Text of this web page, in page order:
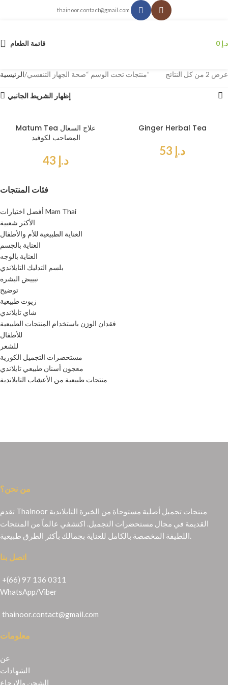
thainoor.contact@gmail.com
قائمة الطعام د.إ
فئات المنتجات
أفضل اختيارات Mam Thai
الأكثر شعبية
العناية الطبيعية للأم والأطفال
العناية بالجسم
العناية بالوجه
بلسم التدليك التايلاندي
تبييض البشرة
توضيح
زيوت طبيعية
شاي تايلاندي
فقدان الوزن باستخدام المنتجات الطبيعية
للأطفال
للشعر
مستحضرات التجميل الكورية
معجون أسنان طبيعي تايلاندي
منتجات طبيعية من الأعشاب التايلاندية
الرئيسية منتجات تحت الوسم “صحة الجهاز التنفسي” عرض ⁦2⁩ من كل النتائج
إظهار الشريط الجانبي
Matum Tea علاج السعال
المصاحب لكوفيد
د.إ
Ginger Herbal Tea
د.إ
من نحن؟
تقدم Thainoor منتجات تجميل أصلية مستوحاة من الخبرة التايلاندية
القديمة في مجال مستحضرات التجميل. اكتشفي عالماً من المنتجات
اللطيفة المخصصة بالكامل للعناية بجمالك بأكثر الطرق طبيعية.
اتصل بنا
+(66) 97 136 0311
WhatsApp/Viber
thainoor.contact@gmail.com
معلومات
عن
الشهادات
الشحن والإرجاع